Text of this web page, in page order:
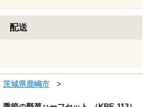
配送
茨城県鹿嶋市